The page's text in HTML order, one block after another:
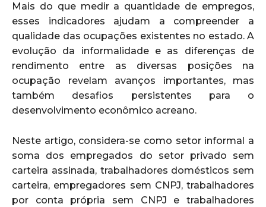
Mais do que medir a quantidade de empregos,
esses indicadores ajudam a compreender a
qualidade das ocupações existentes no estado. A
evolução da informalidade e as diferenças de
rendimento entre as diversas posições na
ocupação revelam avanços importantes, mas
também desafios persistentes para o
desenvolvimento econômico acreano.
Neste artigo, considera-se como setor informal a
soma dos empregados do setor privado sem
carteira assinada, trabalhadores domésticos sem
carteira, empregadores sem CNPJ, trabalhadores
por conta própria sem CNPJ e trabalhadores